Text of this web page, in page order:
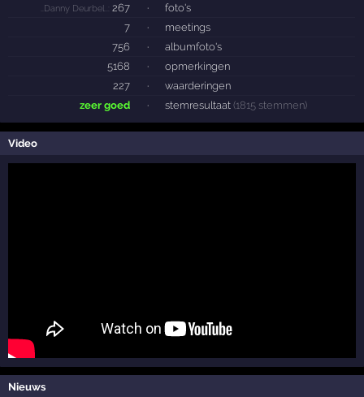
..Danny Deurbel..: 267 ·
foto's
7
·
meetings
756
·
albumfoto's
5168
·
opmerkingen
227
·
waarderingen
zeer goed
· stemresultaat (1815 stemmen)
Video
Nieuws